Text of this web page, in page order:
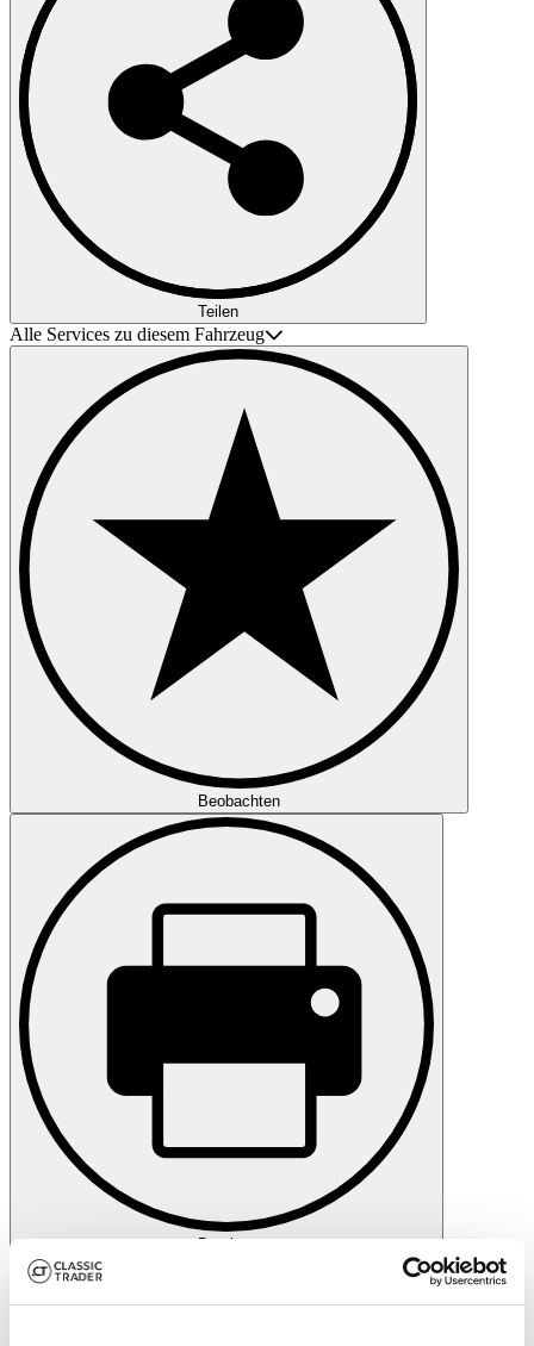
Teilen
Alle Services zu diesem Fahrzeug
Beobachten
Drucken